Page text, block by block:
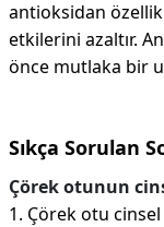
antioksidan
etkilerini azaltır.
önce mutlaka bir
Sıkça Sorulan
Çörek otunun
1. Çörek otu cinsel